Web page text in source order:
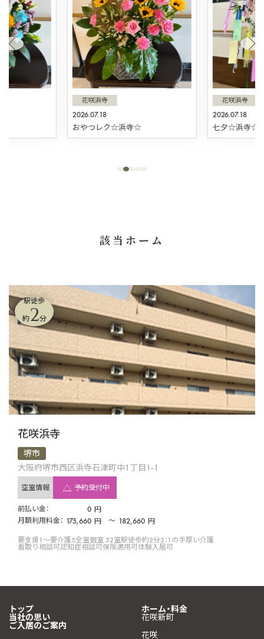
2026.07.18
花咲浜寺
おやつレク☆浜寺☆
2026.07.18
花咲浜寺
七夕☆浜寺☆
該当ホーム
駅徒歩
約2分
花咲浜寺
堺市
大阪府堺市西区浜寺石津町中1丁目1-1
空室情報 予約受付中
前払い金： 0 円
月額利用料金： 175,660 円 〜 182,660 円
要支援1〜要介護5全室個室 52室駅徒歩約2分3：1の手厚い介護
看取り相談可認知症相談可保険適用可体験入居可
トップ
当社の思い
ご入居のご案内
ホーム・料金
花咲新町
花咲